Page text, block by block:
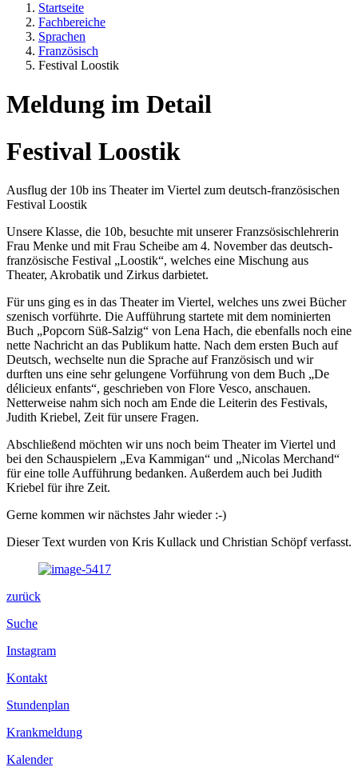
Startseite
Fachbereiche
Sprachen
Französisch
Festival Loostik
Meldung im Detail
Festival Loostik
Ausflug der 10b ins Theater im Viertel zum deutsch-französischen
Festival Loostik
Unsere Klasse, die 10b, besuchte mit unserer Franzsösischlehrerin
Frau Menke und mit Frau Scheibe am 4. November das deutsch-
französische Festival „Loostik“, welches eine Mischung aus
Theater, Akrobatik und Zirkus darbietet.
Für uns ging es in das Theater im Viertel, welches uns zwei Bücher
szenisch vorführte. Die Aufführung startete mit dem nominierten
Buch „Popcorn Süß-Salzig“ von Lena Hach, die ebenfalls noch eine
nette Nachricht an das Publikum hatte. Nach dem ersten Buch auf
Deutsch, wechselte nun die Sprache auf Französisch und wir
durften uns eine sehr gelungene Vorführung von dem Buch „De
délicieux enfants“, geschrieben von Flore Vesco, anschauen.
Netterweise nahm sich noch am Ende die Leiterin des Festivals,
Judith Kriebel, Zeit für unsere Fragen.
Abschließend möchten wir uns noch beim Theater im Viertel und
bei den Schauspielern „Eva Kammigan“ und „Nicolas Merchand“
für eine tolle Aufführung bedanken. Außerdem auch bei Judith
Kriebel für ihre Zeit.
Gerne kommen wir nächstes Jahr wieder :-)
Dieser Text wurden von Kris Kullack und Christian Schöpf verfasst.
zurück
Suche
Instagram
Kontakt
Stundenplan
Krankmeldung
Kalender